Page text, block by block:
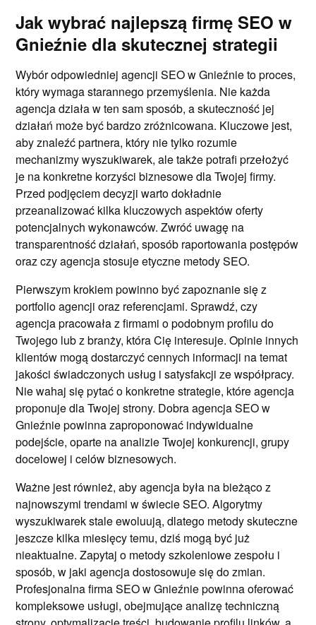
Jak wybrać najlepszą firmę SEO w
Gnieźnie dla skutecznej strategii
Wybór odpowiedniej agencji SEO w Gnieźnie to proces,
który wymaga starannego przemyślenia. Nie każda
agencja działa w ten sam sposób, a skuteczność jej
działań może być bardzo zróżnicowana. Kluczowe jest,
aby znaleźć partnera, który nie tylko rozumie
mechanizmy wyszukiwarek, ale także potrafi przełożyć
je na konkretne korzyści biznesowe dla Twojej firmy.
Przed podjęciem decyzji warto dokładnie
przeanalizować kilka kluczowych aspektów oferty
potencjalnych wykonawców. Zwróć uwagę na
transparentność działań, sposób raportowania postępów
oraz czy agencja stosuje etyczne metody SEO.
Pierwszym krokiem powinno być zapoznanie się z
portfolio agencji oraz referencjami. Sprawdź, czy
agencja pracowała z firmami o podobnym profilu do
Twojego lub z branży, która Cię interesuje. Opinie innych
klientów mogą dostarczyć cennych informacji na temat
jakości świadczonych usług i satysfakcji ze współpracy.
Nie wahaj się pytać o konkretne strategie, które agencja
proponuje dla Twojej strony. Dobra agencja SEO w
Gnieźnie powinna zaproponować indywidualne
podejście, oparte na analizie Twojej konkurencji, grupy
docelowej i celów biznesowych.
Ważne jest również, aby agencja była na bieżąco z
najnowszymi trendami w świecie SEO. Algorytmy
wyszukiwarek stale ewoluują, dlatego metody skuteczne
jeszcze kilka miesięcy temu, dziś mogą być już
nieaktualne. Zapytaj o metody szkoleniowe zespołu i
sposób, w jaki agencja dostosowuje się do zmian.
Profesjonalna firma SEO w Gnieźnie powinna oferować
kompleksowe usługi, obejmujące analizę techniczną